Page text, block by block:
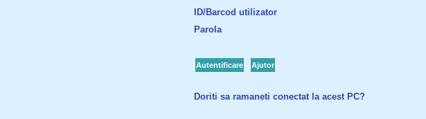
ID/Barcod utilizator
Parola
Autentificare Ajutor
Doriti sa ramaneti conectat la acest PC?